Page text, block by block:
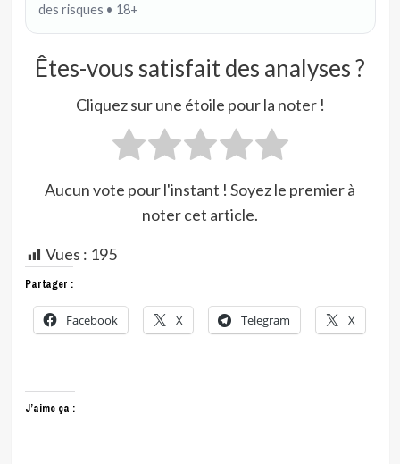
des risques • 18+
Êtes-vous satisfait des analyses ?
Cliquez sur une étoile pour la noter !
Aucun vote pour l'instant ! Soyez le premier à
noter cet article.
Vues : 195
Partager :
Facebook X Telegram X
J’aime ça :